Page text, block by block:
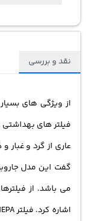
نقد و بررسی
از ویژگی های
فیلتر های بهداشتی
عاری از گرد و غبار
گفت این مدل